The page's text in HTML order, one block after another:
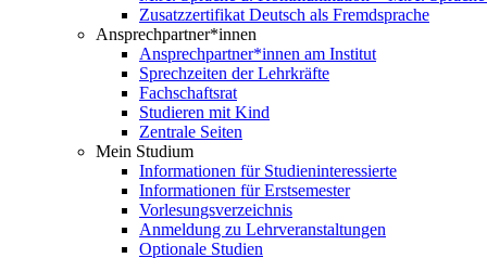
Zusatzzertifikat Deutsch als Fremdsprache
Ansprechpartner*innen
Ansprechpartner*innen am Institut
Sprechzeiten der Lehrkräfte
Fachschaftsrat
Studieren mit Kind
Zentrale Seiten
Mein Studium
Informationen für Studieninteressierte
Informationen für Erstsemester
Vorlesungsverzeichnis
Anmeldung zu Lehrveranstaltungen
Optionale Studien